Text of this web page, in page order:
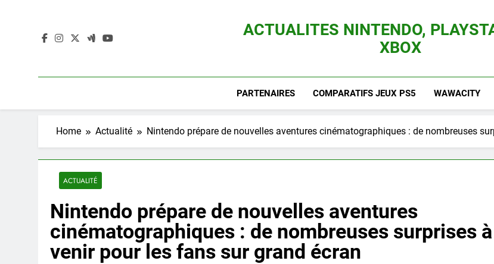
ACTUALITES NINTENDO,
XBOX
PARTENAIRES COMPARATIFS JEUX PS5 WAWACITY
Home Actualité Nintendo prépare de nouvelles aventures cinématographiques : de nombreuses
ACTUALITÉ
Nintendo prépare de nouvelles aventures
cinématographiques : de nombreuses surprises à
venir pour les fans sur grand écran